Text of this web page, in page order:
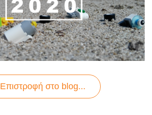
Επιστροφή στo blog...